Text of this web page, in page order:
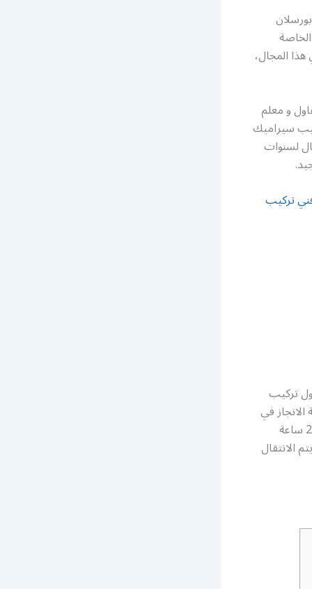
المجال،
و معلم
سيراميك
لسنوات
تركيب
تركيب
في
جميع أعمال تركيب بورسلين و سيراميك و رخام الارضيات، كما أنها متوفرة على مدار 24 ساعة
الانتقال